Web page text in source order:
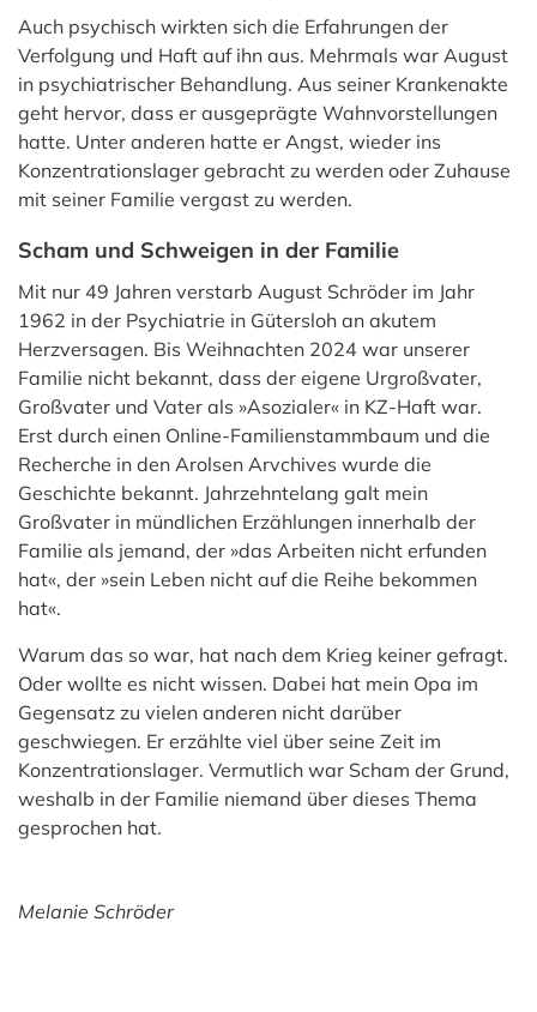
Auch psychisch wirkten sich die Erfahrungen der
Verfolgung und Haft auf ihn aus. Mehrmals war August
in psychiatrischer Behandlung. Aus seiner Krankenakte
geht hervor, dass er ausgeprägte Wahnvorstellungen
hatte. Unter anderen hatte er Angst, wieder ins
Konzentrationslager gebracht zu werden oder Zuhause
mit seiner Familie vergast zu werden.
Scham und Schweigen in der Familie
Mit nur 49 Jahren verstarb August Schröder im Jahr
1962 in der Psychiatrie in Gütersloh an akutem
Herzversagen. Bis Weihnachten 2024 war unserer
Familie nicht bekannt, dass der eigene Urgroßvater,
Großvater und Vater als »Asozialer« in KZ-Haft war.
Erst durch einen Online-Familienstammbaum und die
Recherche in den Arolsen Arvchives wurde die
Geschichte bekannt. Jahrzehntelang galt mein
Großvater in mündlichen Erzählungen innerhalb der
Familie als jemand, der »das Arbeiten nicht erfunden
hat«, der »sein Leben nicht auf die Reihe bekommen
hat«.
Warum das so war, hat nach dem Krieg keiner gefragt.
Oder wollte es nicht wissen. Dabei hat mein Opa im
Gegensatz zu vielen anderen nicht darüber
geschwiegen. Er erzählte viel über seine Zeit im
Konzentrationslager. Vermutlich war Scham der Grund,
weshalb in der Familie niemand über dieses Thema
gesprochen hat.
Melanie Schröder